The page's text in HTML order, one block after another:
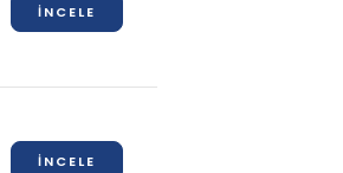
İNCELE
İNCELE